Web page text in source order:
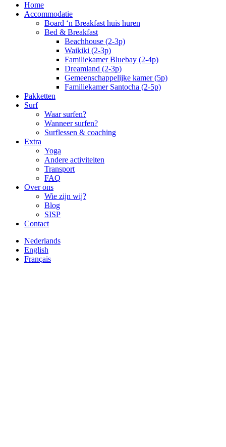
Home
Accommodatie
Board ‘n Breakfast huis huren
Bed & Breakfast
Beachhouse (2-3p)
Waikiki (2-3p)
Familiekamer Bluebay (2-4p)
Dreamland (2-3p)
Gemeenschappelijke kamer (5p)
Familiekamer Santocha (2-5p)
Pakketten
Surf
Waar surfen?
Wanneer surfen?
Surflessen & coaching
Extra
Yoga
Andere activiteiten
Transport
FAQ
Over ons
Wie zijn wij?
Blog
SISP
Contact
Nederlands
English
Français